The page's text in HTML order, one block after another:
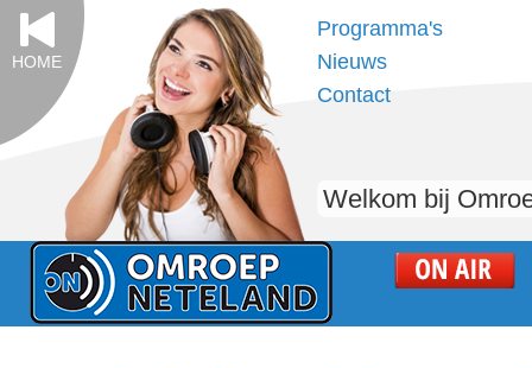
HOME
Programma's
Nieuws
Contact
Welkom bij